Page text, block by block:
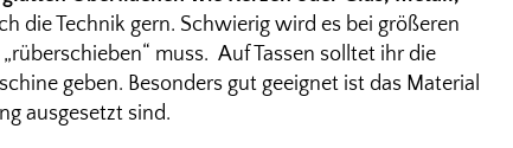
die Technik gern. Schwierig wird es bei größeren
muss. Auf Tassen solltet ihr die
geben. Besonders gut geeignet ist das Material
ausgesetzt sind.